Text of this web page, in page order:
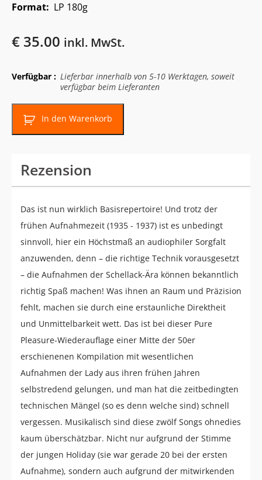
Format: LP 180g
€ 35.00 inkl. MwSt.
Verfügbar : Lieferbar innerhalb von 5-10 Werktagen, soweit
verfügbar beim Lieferanten
In den Warenkorb
Rezension
Das ist nun wirklich Basisrepertoire! Und trotz der
frühen Aufnahmezeit (1935 - 1937) ist es unbedingt
sinnvoll, hier ein Höchstmaß an audiophiler Sorgfalt
anzuwenden, denn – die richtige Technik vorausgesetzt
– die Aufnahmen der Schellack-Ära können bekanntlich
richtig Spaß machen! Was ihnen an Raum und Präzision
fehlt, machen sie durch eine erstaunliche Direktheit
und Unmittelbarkeit wett. Das ist bei dieser Pure
Pleasure-Wiederauflage einer Mitte der 50er
erschienenen Kompilation mit wesentlichen
Aufnahmen der Lady aus ihren frühen Jahren
selbstredend gelungen, und man hat die zeitbedingten
technischen Mängel (so es denn welche sind) schnell
vergessen. Musikalisch sind diese zwölf Songs ohnedies
kaum überschätzbar. Nicht nur aufgrund der Stimme
der jungen Holiday (sie war gerade 20 bei der ersten
Aufnahme), sondern auch aufgrund der mitwirkenden